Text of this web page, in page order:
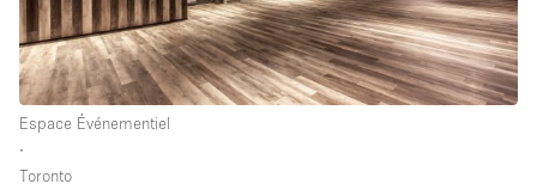
Espace Événementiel
∙
Toronto